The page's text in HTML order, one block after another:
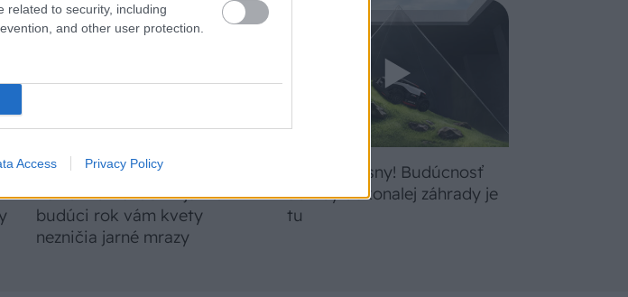
related to security, including
and other user protection.
Access Privacy Policy
Poznáte Šittov rez? Urobte
ho na marhuliach v júni a
budúci rok vám kvety
nezničia jarné mrazy
Žite svoje sny! Budúcnosť
údržby dokonalej záhrady je
tu